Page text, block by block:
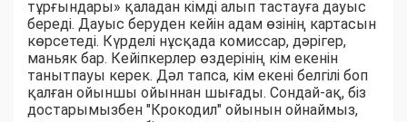
тұрғындары» қаладан кімді алып тастауға дауыс
береді. Дауыс беруден кейін адам өзінің картасын
көрсетеді. Күрделі нұсқада комиссар, дәрігер,
маньяк бар. Кейіпкерлер өздерінің кім екенін
танытпауы керек. Дәл тапса, кім екені белгілі боп
қалған ойыншы ойыннан шығады. Сондай-ақ, біз
достарымызбен "Крокодил" ойынын ойнаймыз,